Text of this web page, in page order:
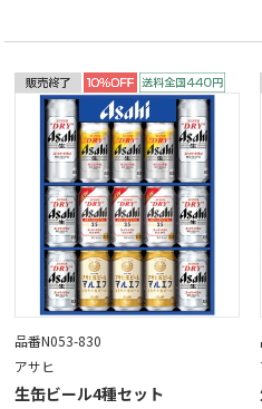
品番N053-830
アサヒ
生缶ビール4種セット